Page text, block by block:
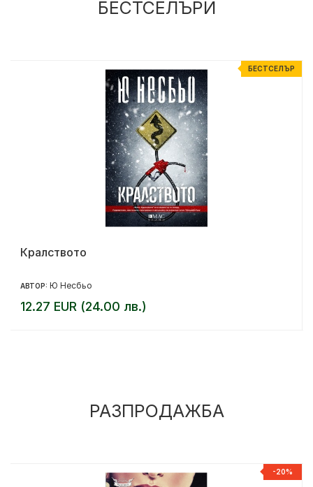
БЕСТСЕЛЪРИ
БЕСТСЕЛЪР
Кралството
АВТОР: Ю Несбьо
12.27 EUR (24.00 лв.)
РАЗПРОДАЖБА
-20%